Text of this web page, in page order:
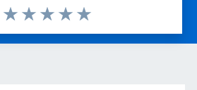
Valuta 5 stelle su 5
Valuta 4 stelle su 5
Valuta 3 stelle su 5
Valuta 2 stelle su 5
Valuta 1 stelle su 5